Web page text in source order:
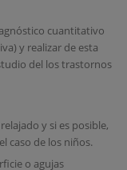
cuantitativo
y realizar de esta
del los trastornos
y si es posible,
caso de los niños.
o agujas